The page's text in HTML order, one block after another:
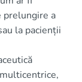
prelungire a
la pacienții